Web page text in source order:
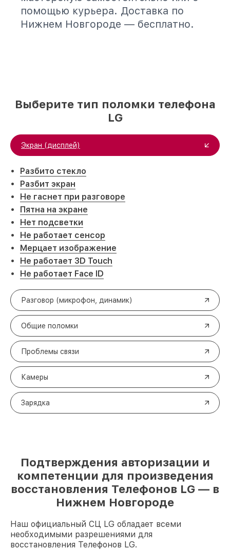
помощью курьера. Доставка по
Нижнем Новгороде — бесплатно.
Выберите тип поломки телефона
LG
Экран (дисплей)
Разбито стекло
Разбит экран
Не гаснет при разговоре
Пятна на экране
Нет подсветки
Не работает сенсор
Мерцает изображение
Не работает 3D Touch
Не работает Face ID
Разговор (микрофон, динамик)
Общие поломки
Проблемы связи
Камеры
Зарядка
Подтверждения авторизации и
компетенции для произведения
восстановления Телефонов LG — в
Нижнем Новгороде
Наш официальный СЦ LG обладает всеми
необходимыми разрешениями для
восстановления Телефонов LG.